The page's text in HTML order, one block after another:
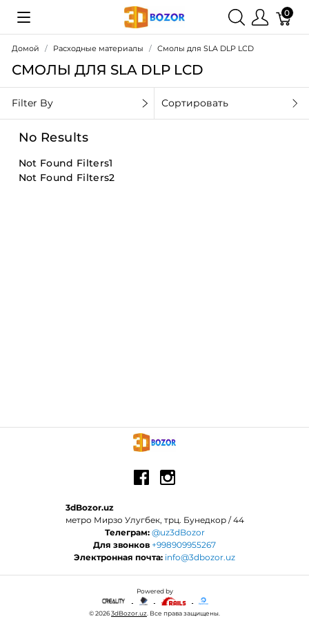
0
Домой Расходные материалы Смолы для SLA DLP LCD
СМОЛЫ ДЛЯ SLA DLP LCD
Filter By Сортировать
No Results
Not Found Filters1
Not Found Filters2
3dBozor.uz
метро Мирзо Улугбек, трц. Бунедкор / 44
Телеграм: @uz3dBozor
Для звонков +998909955267
Электронная почта: info@3dbozor.uz
Powered by
© 20263dBozor.uz . Все права защищены.